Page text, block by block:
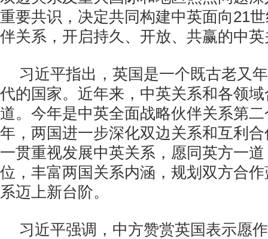
重要共识，决定共同构建中英面向21
伴关系，开启持久、开放、共赢的中英
习近平指出，英国是一个既古老又
代的国家。近年来，中英关系和各领
道。今年是中英全面战略伙伴关系第
年，两国进一步深化双边关系和互利
一贯重视发展中英关系，愿同英方一
位，丰富两国关系内涵，规划双方合
系迈上新台阶。
习近平强调，中方赞赏英国表示愿